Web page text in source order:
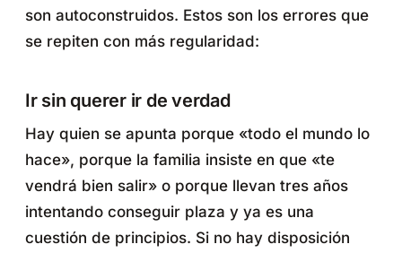
son autoconstruidos. Estos son los errores que
se repiten con más regularidad:
Ir sin querer ir de verdad
Hay quien se apunta porque «todo el mundo lo
hace», porque la familia insiste en que «te
vendrá bien salir» o porque llevan tres años
intentando conseguir plaza y ya es una
cuestión de principios. Si no hay disposición